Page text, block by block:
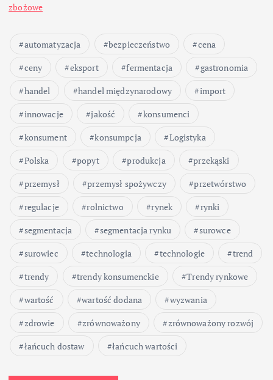
zbożowe
automatyzacja bezpieczeństwo
cena
ceny
eksport fermentacja
gastronomia
handel
handel międzynarodowy
import
innowacje
jakość
konsumenci
konsument
konsumpcja
Logistyka
Polska
popyt produkcja
przekąski
przemysł
przemysł spożywczy
przetwórstwo
regulacje
rolnictwo rynek
rynki
segmentacja
segmentacja rynku
surowce
surowiec
technologia technologie
trend
trendy
trendy konsumenckie
Trendy rynkowe
wartość
wartość dodana
wyzwania
zdrowie
zrównoważony
zrównoważony rozwój
łańcuch dostaw
łańcuch wartości